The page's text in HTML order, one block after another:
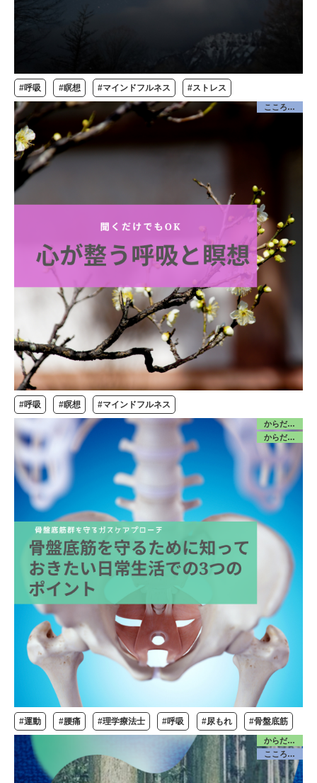
#呼吸 #瞑想 #マインドフルネス #ストレス
こころケア
#呼吸 #瞑想 #マインドフルネス
からだ／みんな
からだ／産前産後
#運動 #腰痛 #理学療法士 #呼吸 #尿もれ #骨盤底筋
からだ／みんな
こころケア